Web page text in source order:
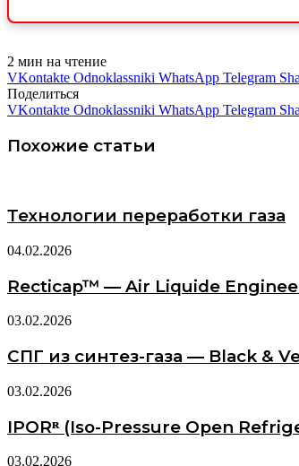
2 мин на чтение
VKontakte Odnoklassniki WhatsApp Telegram
Поделиться
VKontakte Odnoklassniki WhatsApp Telegram
Похожие статьи
Технологии переработки газа
04.02.2026
Recticap™ — Air Liquide
03.02.2026
СПГ из синтез-газа — Black &
03.02.2026
IPORᴿ (Iso-Pressure Open
03.02.2026